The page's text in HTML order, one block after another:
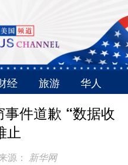
经 旅游 华人
件道歉 “数据收
止
源： 新华网